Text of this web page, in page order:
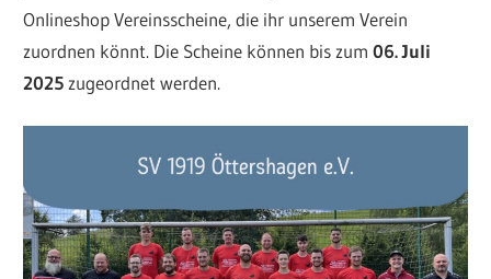
Onlineshop Vereinsscheine, die ihr unserem Verein
zuordnen könnt. Die Scheine können bis zum06. Juli
2025 zugeordnet werden.